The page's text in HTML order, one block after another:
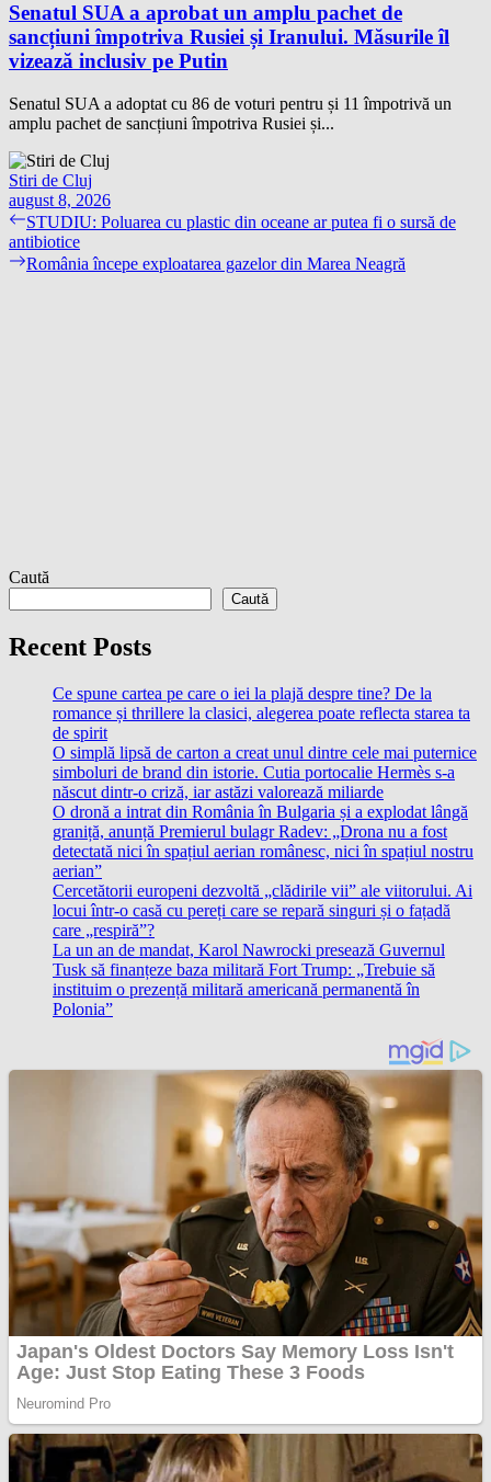
Senatul SUA a aprobat un amplu pachet de
sancțiuni împotriva Rusiei și Iranului. Măsurile îl
vizează inclusiv pe Putin
Senatul SUA a adoptat cu 86 de voturi pentru și 11 împotrivă un
amplu pachet de sancțiuni împotriva Rusiei și...
Stiri de Cluj
august 8, 2026
Navigare
în
Previous
post:
STUDIU: Poluarea cu plastic din oceane ar putea fi o sursă de
antibiotice
Next
România începe exploatarea gazelor din Marea Neagră
Caută
Caută
Recent Posts
Ce spune cartea pe care o iei la plajă despre tine? De la
romance și thrillere la clasici, alegerea poate reflecta starea ta
de spirit
O simplă lipsă de carton a creat unul dintre cele mai puternice
simboluri de brand din istorie. Cutia portocalie Hermès s-a
născut dintr-o criză, iar astăzi valorează miliarde
O dronă a intrat din România în Bulgaria și a explodat lângă
graniță, anunță Premierul bulagr Radev: „Drona nu a fost
detectată nici în spațiul aerian românesc, nici în spațiul nostru
aerian”
Cercetătorii europeni dezvoltă „clădirile vii” ale viitorului. Ai
locui într-o casă cu pereți care se repară singuri și o fațadă
care „respiră”?
La un an de mandat, Karol Nawrocki presează Guvernul
Tusk să finanțeze baza militară Fort Trump: „Trebuie să
instituim o prezență militară americană permanentă în
Polonia”